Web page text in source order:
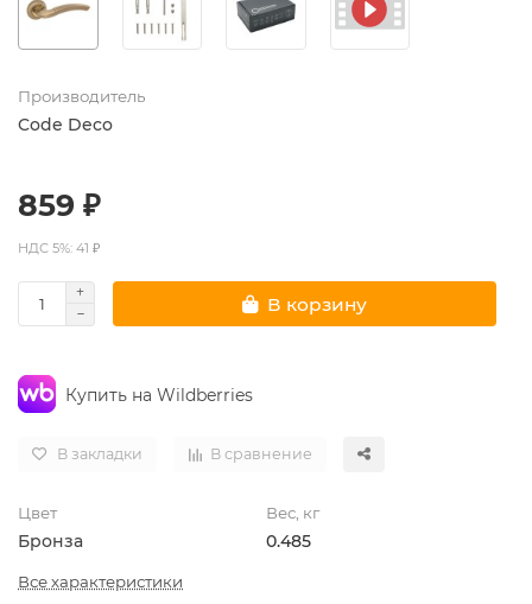
Производитель
Code Deco
859 ₽
НДС 5%: 41 ₽
В корзину
Купить на Wildberries
В закладки В сравнение
Цвет
Бронза
Вес, кг
0.485
Все характеристики